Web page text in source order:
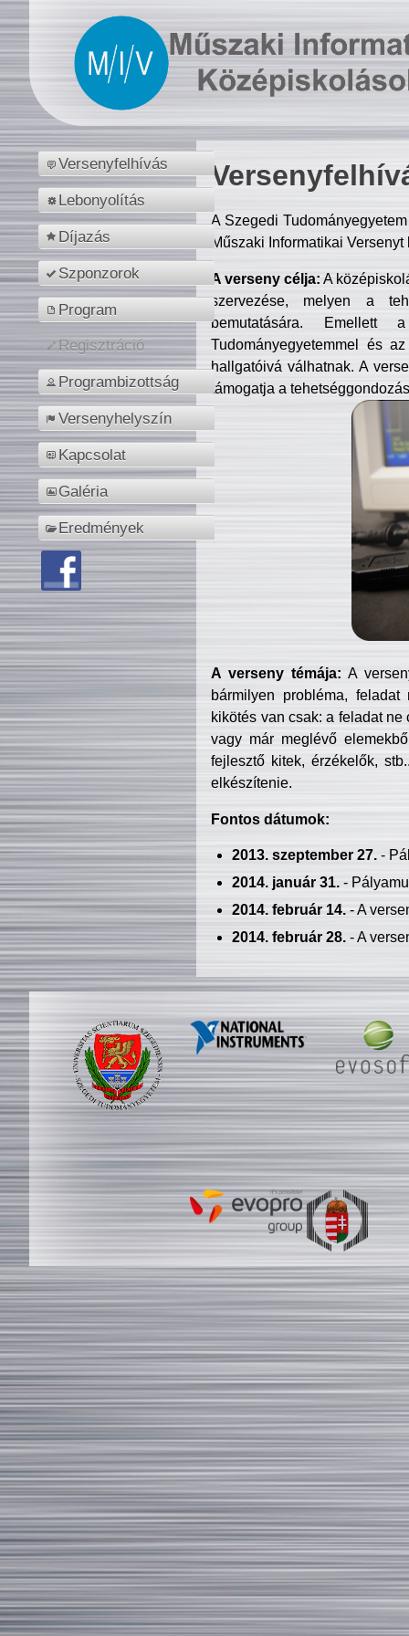
Versenyfelhívás
Lebonyolítás
Díjazás
Szponzorok
Program
Regisztráció
Programbizottság
Versenyhelyszín
Kapcsolat
Galéria
Eredmények
A Szegedi
Műszaki Informatikai
A verseny célja: A
szervezése, melyen a
bemutatására. Emellett
Tudományegyetemmel és
hallgatóivá válhatnak. A
támogatja a
A verseny témája: A
bármilyen probléma, feladat
kikötés van csak: a feladat
vagy már meglévő
fejlesztő kitek, érzékelők,
elkészítenie.
Fontos dátumok:
2013. szeptember 27.-
2014. január 31.-
2014. február 14.- A
2014. február 28.- A